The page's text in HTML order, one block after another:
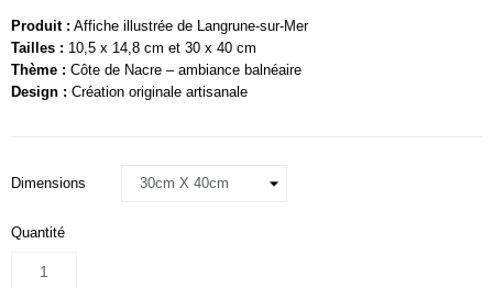
Produit : Affiche illustrée de Langrune-sur-Mer
Tailles : 10,5 x 14,8 cm et 30 x 40 cm
Thème : Côte de Nacre – ambiance balnéaire
Design : Création originale artisanale
Dimensions
Quantité